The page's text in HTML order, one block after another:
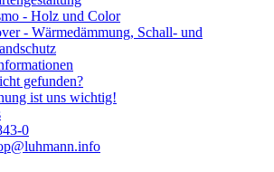
- Holz und Color
- Wärmedämmung, Schall- und
gefunden?
ist uns wichtig!
0